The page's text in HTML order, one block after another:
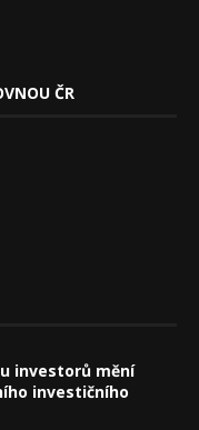
ČR
investorů mění
investičního